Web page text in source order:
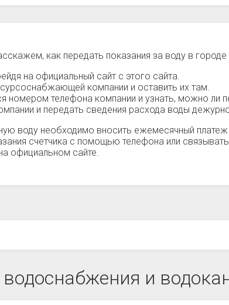
как передать показания за воду в
на официальный сайт с этого сайта.
компании и оставить их там.
номером телефона компании и узнать, можно ли
и передать сведения расхода воды
воду необходимо вносить ежемесячный
счетчика с помощью телефона или
официальном сайте.
и